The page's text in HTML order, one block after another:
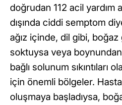
doğrudan 112 acil yardım
dışında ciddi semptom
ağız içinde, dil gibi, boğaz
soktuysa veya
bağlı solunum sıkıntıları
için önemli bölgeler.
oluşmaya başladıysa,